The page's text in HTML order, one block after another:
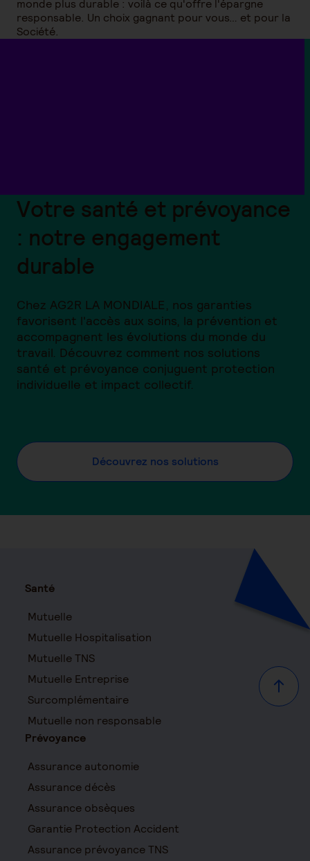
monde plus durable : voilà ce qu'offre l'épargne
responsable. Un choix gagnant pour vous… et pour la
Société.
Votre santé et prévoyance
: notre engagement
durable
Chez AG2R LA MONDIALE, nos garanties
favorisent l'accès aux soins, la prévention et
accompagnent les évolutions du monde du
travail. Découvrez comment nos solutions
santé et prévoyance conjuguent protection
individuelle et impact collectif.
Découvrez nos solutions
Haut
Santé
Mutuelle
Mutuelle Hospitalisation
Mutuelle TNS
Mutuelle Entreprise
Surcomplémentaire
Mutuelle non responsable
Prévoyance
Assurance autonomie
Assurance décès
Assurance obsèques
Garantie Protection Accident
Assurance prévoyance TNS